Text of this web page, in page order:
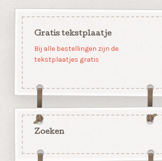
Gratis tekstplaatje
Bij alle bestellingen zijn de
tekstplaatjes gratis
Zoeken